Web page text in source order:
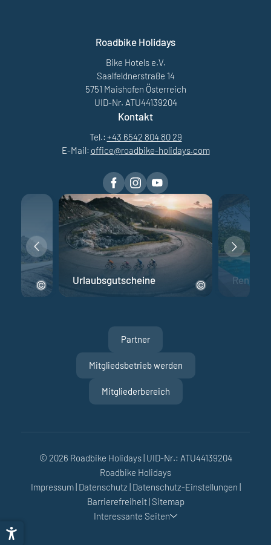
Roadbike Holidays
Bike Hotels e.V.
Saalfeldnerstraße 14
5751 Maishofen Österreich
UID-Nr. ATU44139204
Kontakt
Tel.: +43 6542 804 80 29
E-Mail: office@roadbike-holidays.com
Urlaubsgutscheine
Partner
Mitgliedsbetrieb werden
Mitgliederbereich
© 2026 Roadbike Holidays| UID-Nr.: ATU44139204
Roadbike Holidays
Impressum| Datenschutz | Datenschutz-Einstellungen |
Barrierefreiheit| Sitemap
Interessante Seiten